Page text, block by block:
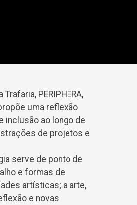
PERIPHERA,
uma reflexão
inclusão ao longo de
de projetos e
serve de ponto de
e formas de
artísticas; a arte,
e novas